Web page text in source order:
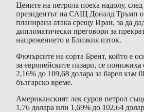
Цените на петрола поеха надолу, след
президентът на САЩ Доналд Тръмп
планирана атака срещу Иран, за да
дипломатически преговори за
напрежението в Близкия изток.
Фючърсите на сорта Брент, който е
за европейските пазари, се понижиха
2,16% до 109,68 долара за барел към
българско време.
Американският лек суров петрол
1,76 долара или 1,69% до 102,64